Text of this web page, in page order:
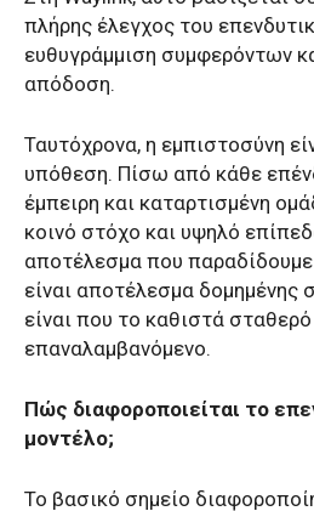
πλήρης έλεγχος του
ευθυγράμμιση συμφερόντων
απόδοση.
Ταυτόχρονα, η εμπιστοσύνη
υπόθεση. Πίσω από κάθε
έμπειρη και καταρτισμένη
κοινό στόχο και υψηλό
αποτέλεσμα που παραδίδουμε
είναι αποτέλεσμα δομημένης
είναι που το καθιστά σταθερό
επαναλαμβανόμενο.
Πώς διαφοροποιείται το
μοντέλο;
Το βασικό σημείο